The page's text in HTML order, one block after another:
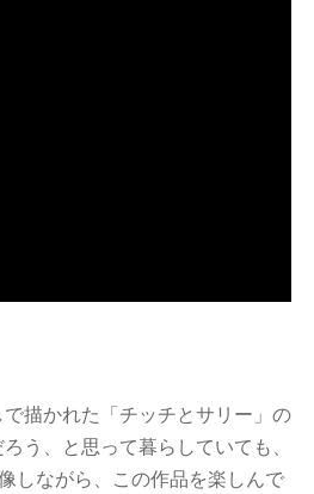
描かれた「チッチとサリー」の
う、と思って暮らしていても、
しながら、この作品を楽しんで